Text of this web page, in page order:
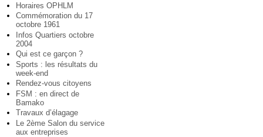
Horaires OPHLM
Commémoration du 17
octobre 1961
Infos Quartiers octobre
2004
Qui est ce garçon ?
Sports : les résultats du
week-end
Rendez-vous citoyens
FSM : en direct de
Bamako
Travaux d’élagage
Le 2ème Salon du service
aux entreprises